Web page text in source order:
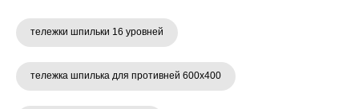
тележки шпильки 16 уровней
тележка шпилька для противней 600х400